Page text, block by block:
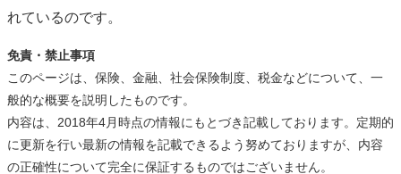
れているのです。
免責・禁止事項
このページは、保険、金融、社会保険制度、税金などについて、一
般的な概要を説明したものです。
内容は、2018年4月時点の情報にもとづき記載しております。定期的
に更新を行い最新の情報を記載できるよう努めておりますが、内容
の正確性について完全に保証するものではございません。